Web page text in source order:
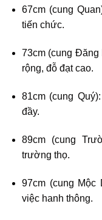
67cm (cung
tiến chức.
73cm (cung
rộng, đỗ đạt cao.
81cm (cung
đầy.
89cm (cung
trường thọ.
97cm (cung Mộc
việc hanh thông.